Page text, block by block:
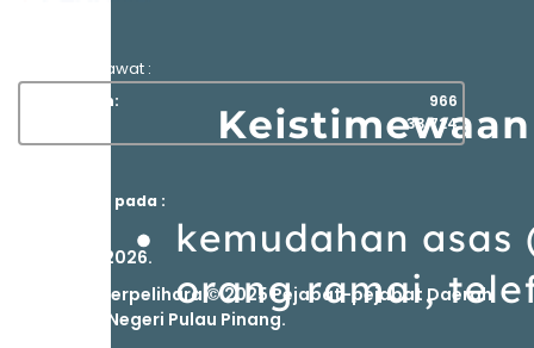
Capaian Pelawat :
This Month:
966
33,724
Dikemaskini pada :
04 August 2026.
Hak Cipta Terpelihara © 2025 Pejabat-pejabat Daerah
dan Tanah Negeri Pulau Pinang.